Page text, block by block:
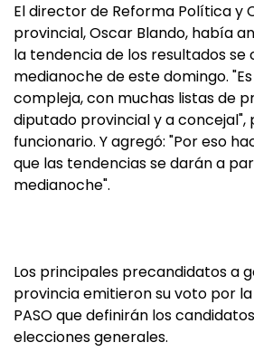
El director de Reforma Política y
provincial, Oscar Blando, había
la tendencia de los resultados
medianoche de este domingo.
compleja, con muchas listas de
diputado provincial y a concejal",
funcionario. Y agregó: "Por eso
que las tendencias se darán a
medianoche".
Los principales precandidatos a
provincia emitieron su voto por
PASO que definirán los
elecciones generales.